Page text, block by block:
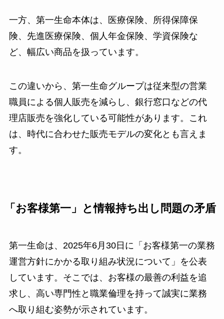
一方、第一生命本体は、医療保険、所得保障保
険、先進医療保険、個人年金保険、学資保険な
ど、幅広い商品を扱っています。
この違いから、第一生命グループは従来型の営業
職員による個人販売を減らし、銀行窓口などの代
理店販売を強化している可能性があります。これ
は、時代に合わせた販売モデルの変化とも言えま
す。
「お客様第一」と情報持ち出し問題の矛盾
第一生命は、2025年6月30日に「お客様第一の業務
運営方針にかかる取り組み状況について」を公表
しています。そこでは、お客様の最善の利益を追
求し、高い専門性と職業倫理を持って誠実に業務
へ取り組む姿勢が示されています。